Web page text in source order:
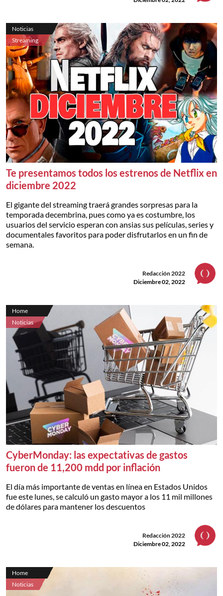
Noticias
Streaming
Te presentamos todos los estrenos de Netflix en
diciembre 2022
El gigante del streaming traerá grandes sorpresas para la
temporada decembrina, pues como ya es costumbre, los
usuarios del servicio esperan con ansias sus películas, series y
documentales favoritos para poder disfrutarlos en un fin de
semana.
Redacción 2022
Diciembre 02, 2022
Home
Noticias
CyberMonday: las expectativas de gastos
fueron de 11,200 mdd por inflación
El día más importante de ventas en línea en Estados Unidos
fue este lunes, se calculó un gasto mayor a los 11 mil millones
de dólares para mantener los descuentos
Redacción 2022
Diciembre 02, 2022
Home
Noticias